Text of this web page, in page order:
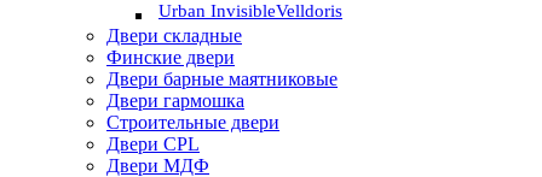
Urban InvisibleVelldoris
Двери складные
Финские двери
Двери барные маятниковые
Двери гармошка
Строительные двери
Двери CРL
Двери МДФ